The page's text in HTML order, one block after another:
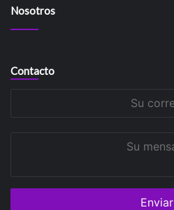
Nosotros
Contacto